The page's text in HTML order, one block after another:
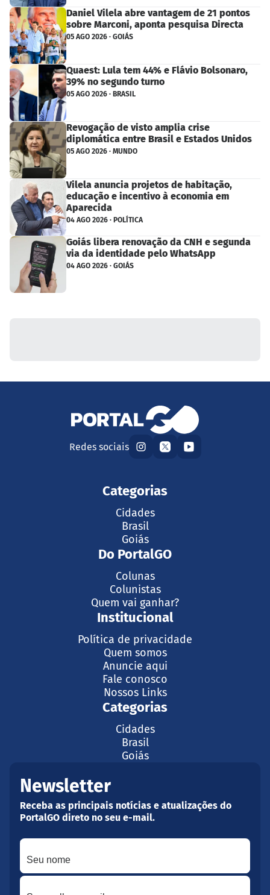
Daniel Vilela abre vantagem de 21 pontos
sobre Marconi, aponta pesquisa Directa
05 AGO 2026 · GOIÁS
Quaest: Lula tem 44% e Flávio Bolsonaro,
39% no segundo turno
05 AGO 2026 · BRASIL
Revogação de visto amplia crise
diplomática entre Brasil e Estados Unidos
05 AGO 2026 · MUNDO
Vilela anuncia projetos de habitação,
educação e incentivo à economia em
Aparecida
04 AGO 2026 · POLÍTICA
Goiás libera renovação da CNH e segunda
via da identidade pelo WhatsApp
04 AGO 2026 · GOIÁS
Redes sociais
Categorias
Cidades
Brasil
Goiás
Do PortalGO
Colunas
Colunistas
Quem vai ganhar?
Institucional
Política de privacidade
Quem somos
Anuncie aqui
Fale conosco
Nossos Links
Categorias
Cidades
Brasil
Goiás
Newsletter
Receba as principais notícias e atualizações do
PortalGO direto no seu e-mail.
Seu nome
Seu melhor e-mail